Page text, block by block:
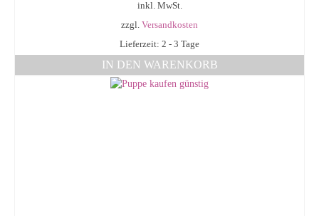
inkl. MwSt.
zzgl. Versandkosten
Lieferzeit: 2 - 3 Tage
IN DEN WARENKORB